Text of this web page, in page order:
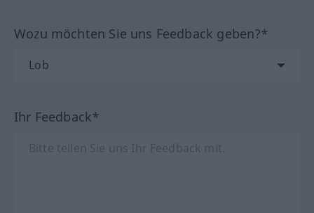
Wozu möchten Sie uns Feedback geben?*
Ihr Feedback*